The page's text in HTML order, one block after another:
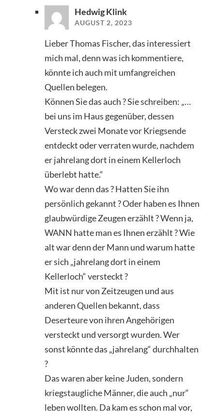
Hedwig Klink
AUGUST 2, 2023
Lieber Thomas Fischer, das interessiert
mich mal, denn was ich kommentiere,
könnte ich auch mit umfangreichen
Quellen belegen.
Können Sie das auch ? Sie schreiben: „…
bei uns im Haus gegenüber, dessen
Versteck zwei Monate vor Kriegsende
entdeckt oder verraten wurde, nachdem
er jahrelang dort in einem Kellerloch
überlebt hatte.“
Wo war denn das ? Hatten Sie ihn
persönlich gekannt ? Oder haben es Ihnen
glaubwürdige Zeugen erzählt ? Wenn ja,
WANN hatte man es Ihnen erzählt ? Wie
alt war denn der Mann und warum hatte
er sich „jahrelang dort in einem
Kellerloch“ versteckt ?
Mit ist nur von Zeitzeugen und aus
anderen Quellen bekannt, dass
Deserteure von ihren Angehörigen
versteckt und versorgt wurden. Wer
sonst könnte das „jahrelang“ durchhalten
?
Das waren aber keine Juden, sondern
kriegstaugliche Männer, die auch „nur“
leben wollten. Da kam es schon mal vor,